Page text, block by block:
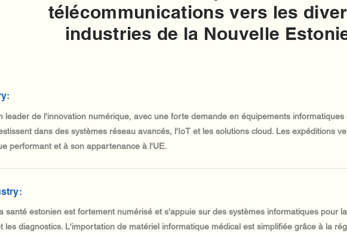
télécommunications vers les
industries de la Nouvelle
leader de l'innovation numérique, avec une forte demande en équipements
dans des systèmes réseau avancés, l'IoT et les solutions cloud. Les expéditions
performant et à son appartenance à l'UE.
santé estonien est fortement numérisé et s'appuie sur des systèmes informatiques pour
les diagnostics. L'importation de matériel informatique médical est simplifiée grâce à la